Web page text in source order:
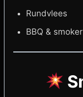
Rundvlees
BBQ & smoker